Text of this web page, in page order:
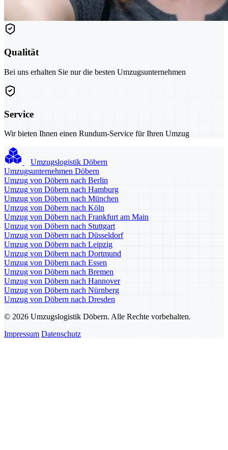
Qualität
Bei uns erhalten Sie nur die besten Umzugsunternehmen
Service
Wir bieten Ihnen einen Rundum-Service für Ihren Umzug
Umzugslogistik Döbern
Umzugsunternehmen Döbern
Umzug von Döbern nach Berlin
Umzug von Döbern nach Hamburg
Umzug von Döbern nach München
Umzug von Döbern nach Köln
Umzug von Döbern nach Frankfurt am Main
Umzug von Döbern nach Stuttgart
Umzug von Döbern nach Düsseldorf
Umzug von Döbern nach Leipzig
Umzug von Döbern nach Dortmund
Umzug von Döbern nach Essen
Umzug von Döbern nach Bremen
Umzug von Döbern nach Hannover
Umzug von Döbern nach Nürnberg
Umzug von Döbern nach Dresden
© 2026 Umzugslogistik Döbern. Alle Rechte vorbehalten.
Impressum Datenschutz